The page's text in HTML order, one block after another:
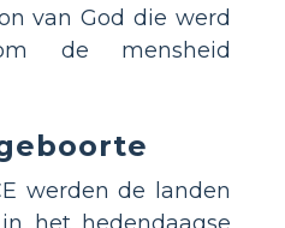
van God die werd
de mensheid
werden de landen